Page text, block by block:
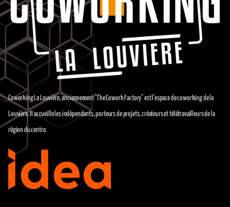
Coworking La Louvière, anciennement "The Cowork Factory" est l'espace de coworking de la
Louvière. Il accueille les indépendants, porteurs de projets, créateurs et télétravailleurs de la
région du centre.